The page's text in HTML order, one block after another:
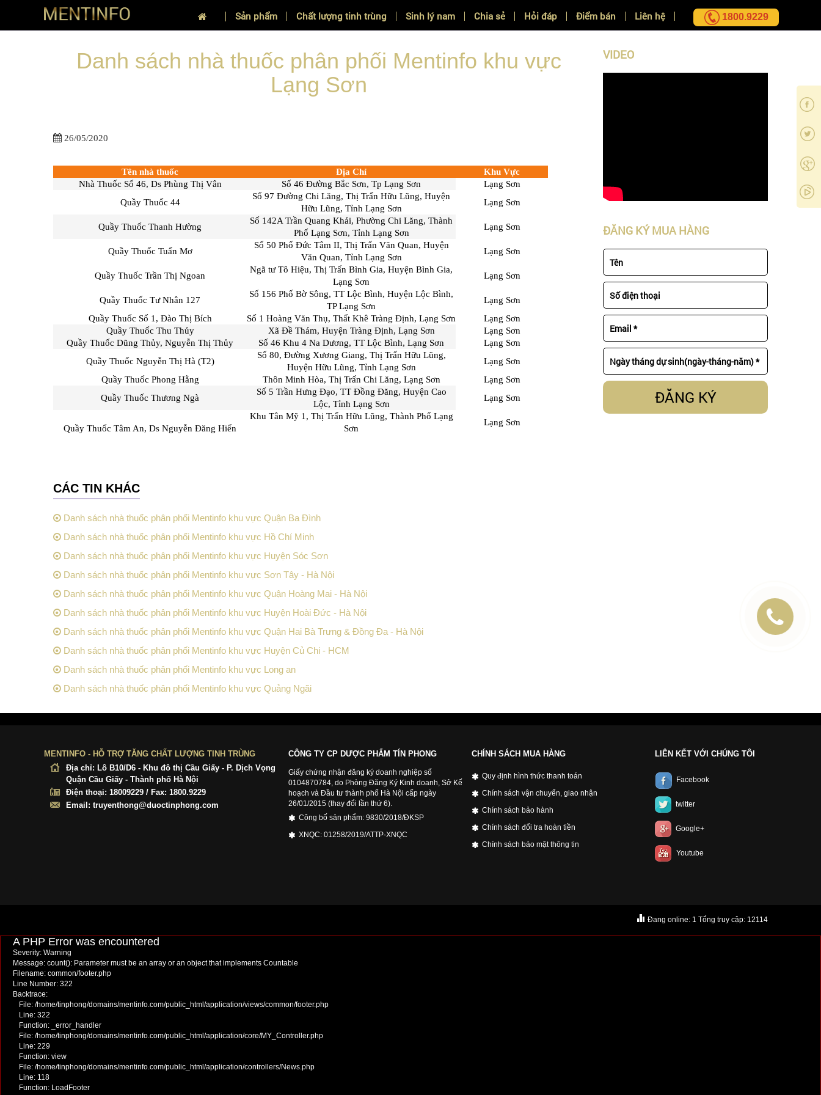
Sản phẩm Chất lượng tinh trùng Sinh lý nam Chia sẻ Hỏi đáp Điểm bán Liên hệ 1800.9229
DANH SÁCH CÁC NHÀ THUỐC PHÂN PHỐI MENTINFO
Danh sách nhà thuốc phân phối Mentinfo khu vực
Lạng Sơn
26/05/2020
Tên nhà thuốc Địa Chỉ
Khu Vực
Nhà Thuốc Số 46, Ds Phùng Thị Vân
Số 46 Đường Bắc Sơn, Tp Lạng Sơn
Lạng Sơn
Quầy Thuốc 44
Số 97 Đường Chi Lăng, Thị Trấn Hữu Lũng, Huyện
Hữu Lũng, Tỉnh Lạng Sơn
Lạng Sơn
Quầy Thuốc Thanh Hường
Số 142A Trần Quang Khải, Phường Chi Lăng, Thành
Phố Lạng Sơn, Tỉnh Lạng Sơn
Lạng Sơn
Quầy Thuốc Tuấn Mơ
Số 50 Phố Đức Tâm II, Thị Trấn Văn Quan, Huyện
Văn Quan, Tỉnh Lạng Sơn
Lạng Sơn
Quầy Thuốc Trần Thị Ngoan
Ngã tư Tô Hiệu, Thị Trấn Bình Gia, Huyện Bình Gia,
Lạng Sơn
Lạng Sơn
Quầy Thuốc Tư Nhân 127
Số 156 Phố Bờ Sông, TT Lộc Bình, Huyện Lộc Bình,
TP Lạng Sơn
Lạng Sơn
Quầy Thuốc Số 1, Đào Thị Bích
Số 1 Hoàng Văn Thụ, Thất Khê Tràng Định, Lạng Sơn
Lạng Sơn
Quầy Thuốc Thu Thủy
Xã Đề Thám, Huyện Tràng Định, Lạng Sơn
Lạng Sơn
Quầy Thuốc Dũng Thủy, Nguyễn Thị Thủy
Số 46 Khu 4 Na Dương, TT Lộc Bình, Lạng Sơn
Lạng Sơn
Quầy Thuốc Nguyễn Thị Hà (T2)
Số 80, Đường Xương Giang, Thị Trấn Hữu Lũng,
Huyện Hữu Lũng, Tỉnh Lạng Sơn
Lạng Sơn
Quầy Thuốc Phong Hằng
Thôn Minh Hòa, Thị Trấn Chi Lăng, Lạng Sơn
Lạng Sơn
Quầy Thuốc Thương Ngà
Số 5 Trần Hưng Đạo, TT Đồng Đăng, Huyện Cao
Lộc, Tỉnh Lạng Sơn
Lạng Sơn
Quầy Thuốc Tâm An, Ds Nguyễn Đăng Hiến
Khu Tân Mỹ 1, Thị Trấn Hữu Lũng, Thành Phố Lạng
Sơn
Lạng Sơn
CÁC TIN KHÁC
Danh sách nhà thuốc phân phối Mentinfo khu vực Quận Ba Đình
Danh sách nhà thuốc phân phối Mentinfo khu vực Hồ Chí Minh
Danh sách nhà thuốc phân phối Mentinfo khu vực Huyện Sóc Sơn
Danh sách nhà thuốc phân phối Mentinfo khu vực Sơn Tây - Hà Nội
Danh sách nhà thuốc phân phối Mentinfo khu vực Quận Hoàng Mai - Hà Nội
Danh sách nhà thuốc phân phối Mentinfo khu vực Huyện Hoài Đức - Hà Nội
Danh sách nhà thuốc phân phối Mentinfo khu vực Quận Hai Bà Trưng & Đồng Đa - Hà Nội
Danh sách nhà thuốc phân phối Mentinfo khu vực Huyện Củ Chi - HCM
Danh sách nhà thuốc phân phối Mentinfo khu vực Long an
Danh sách nhà thuốc phân phối Mentinfo khu vực Quảng Ngãi
VIDEO
ĐĂNG KÝ MUA HÀNG
ĐĂNG KÝ
MENTINFO - HỖ TRỢ TĂNG CHẤT LƯỢNG TINH TRÙNG
Địa chỉ: Lô B10/D6 - Khu đô thị Cầu Giấy - P. Dịch Vọng
Quận Cầu Giấy - Thành phố Hà Nội
Điện thoại: 18009229 / Fax: 1800.9229
Email: truyenthong@duoctinphong.com
CÔNG TY CP DƯỢC PHẨM TÍN PHONG
Giấy chứng nhận đăng ký doanh nghiệp số
0104870784, do Phòng Đăng Ký Kinh doanh, Sở Kế
hoạch và Đầu tư thành phố Hà Nội cấp ngày
26/01/2015 (thay đổi lần thứ 6).
Công bố sản phẩm: 9830/2018/ĐKSP
XNQC: 01258/2019/ATTP-XNQC
CHÍNH SÁCH MUA HÀNG
Quy định hình thức thanh toán
Chính sách vận chuyển, giao nhận
Chính sách bảo hành
Chính sách đổi tra hoàn tiền
Chính sách bảo mật thông tin
LIÊN KẾT VỚI CHÚNG TÔI
Facebook
twitter
Google+
Youtube
Đang online: 1 Tổng truy cập: 12114
A PHP Error was encountered
Severity: Warning
Message: count(): Parameter must be an array or an object that implements Countable
Filename: common/footer.php
Line Number: 322
Backtrace:
File: /home/tinphong/domains/mentinfo.com/public_html/application/views/common/footer.php
Line: 322
Function: _error_handler
File: /home/tinphong/domains/mentinfo.com/public_html/application/core/MY_Controller.php
Line: 229
Function: view
File: /home/tinphong/domains/mentinfo.com/public_html/application/controllers/News.php
Line: 118
Function: LoadFooter